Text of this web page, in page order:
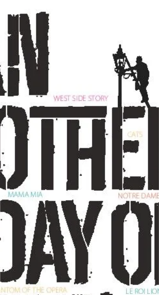
https://www.instagram.com/
Snap: Forevermusictv Contact Promo Booking:
Krystel DEBY, dk.ent.booking@gmail.com ,
+3361058334